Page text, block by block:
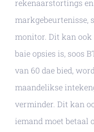
rekenaarstortings
markgebeurtenisse,
monitor. Dit kan
baie opsies is, soos
van 60 dae bied,
maandelikse
verminder. Dit kan
iemand moet betaal